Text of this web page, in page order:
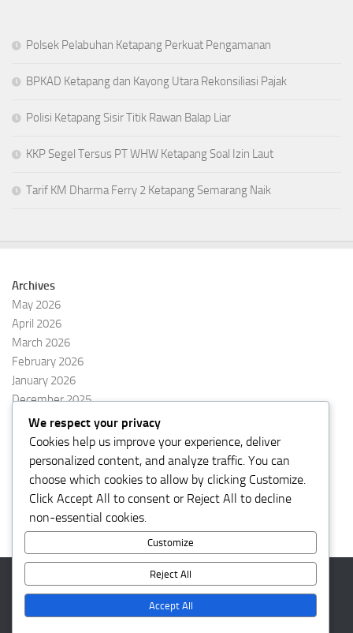
Polsek Pelabuhan Ketapang Perkuat Pengamanan
BPKAD Ketapang dan Kayong Utara Rekonsiliasi Pajak
Polisi Ketapang Sisir Titik Rawan Balap Liar
KKP Segel Tersus PT WHW Ketapang Soal Izin Laut
Tarif KM Dharma Ferry 2 Ketapang Semarang Naik
Archives
May 2026
April 2026
March 2026
February 2026
January 2026
December 2025
November 2025
October 2025
September 2025
August 2025
KetapangNews © 2026. All Rights Reserved.
We respect your privacy
Cookies help us improve your experience, deliver
personalized content, and analyze traffic. You can
choose which cookies to allow by clicking Customize
Click Accept All to consent or Reject All to decline
non-essential cookies.
Customize
Reject All
Accept All